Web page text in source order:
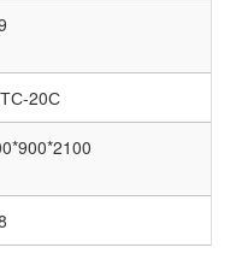
20С